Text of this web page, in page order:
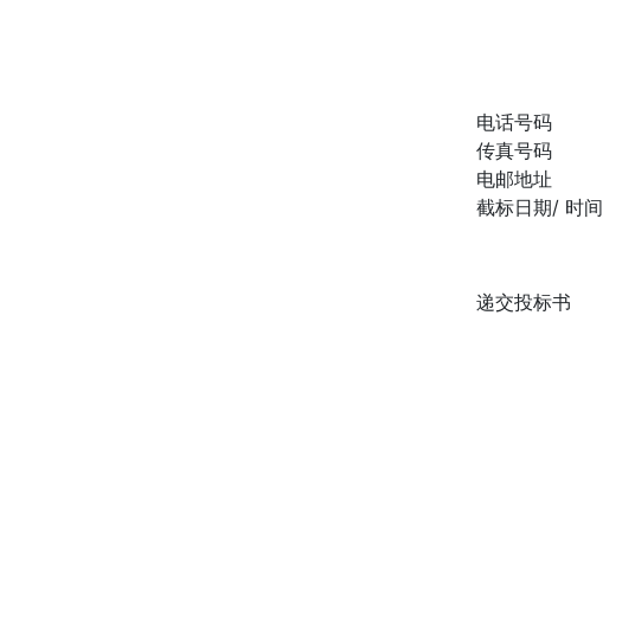
电话号码
传真号码
电邮地址
截标日期/ 时间
递交投标书